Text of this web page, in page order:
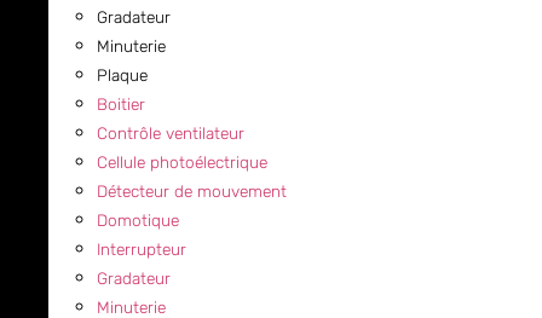
Gradateur
Minuterie
Plaque
Boitier
Contrôle ventilateur
Cellule photoélectrique
Détecteur de mouvement
Domotique
Interrupteur
Gradateur
Minuterie